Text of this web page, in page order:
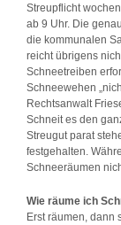
Streupflicht
ab 9 Uhr. Die
die kommunalen
reicht übrigens
Schneetreiben
Schneewehen
Rechtsanwalt
Schneit es den
Streugut parat
festgehalten.
Schneeräumen
Wie räume ich
Erst räumen, dann